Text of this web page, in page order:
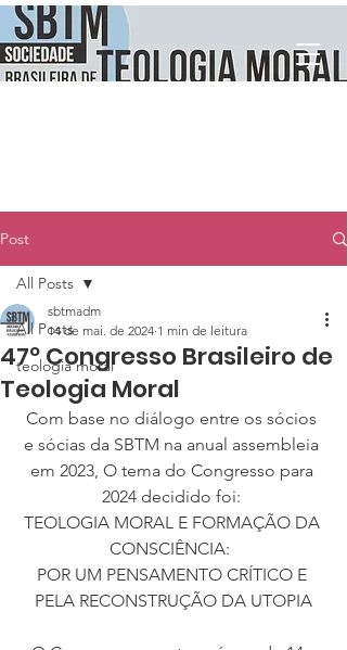
Post
All Posts
teologia moral
All Posts
47º Congresso Brasileiro de
Teologia Moral
sbtmadm
14 de mai. de 2024 1 min de leitura
Com base no diálogo entre os sócios
e sócias da SBTM na anual assembleia
em 2023, O tema do Congresso para
2024 decidido foi:
TEOLOGIA MORAL E FORMAÇÃO DA
CONSCIÊNCIA:
POR UM PENSAMENTO CRÍTICO E
PELA RECONSTRUÇÃO DA UTOPIA